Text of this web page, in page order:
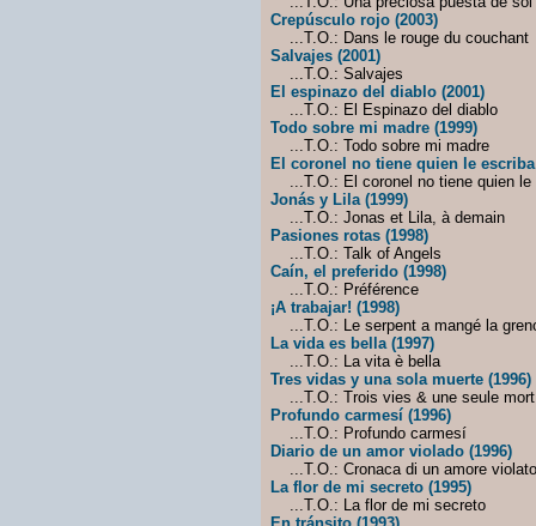
Crepúsculo rojo (2003)
...T.O.: Dans le rouge du couchant
Salvajes (2001)
...T.O.: Salvajes
El espinazo del diablo (2001)
...T.O.: El Espinazo del diablo
Todo sobre mi madre (1999)
...T.O.: Todo sobre mi madre
El coronel no tiene quien le escriba
...T.O.: El coronel no tiene quien le
Jonás y Lila (1999)
...T.O.: Jonas et Lila, à demain
Pasiones rotas (1998)
...T.O.: Talk of Angels
Caín, el preferido (1998)
...T.O.: Préférence
¡A trabajar! (1998)
...T.O.: Le serpent a mangé la
La vida es bella (1997)
...T.O.: La vita è bella
Tres vidas y una sola muerte (1996)
...T.O.: Trois vies & une seule mort
Profundo carmesí (1996)
...T.O.: Profundo carmesí
Diario de un amor violado (1996)
...T.O.: Cronaca di un amore violato
La flor de mi secreto (1995)
...T.O.: La flor de mi secreto